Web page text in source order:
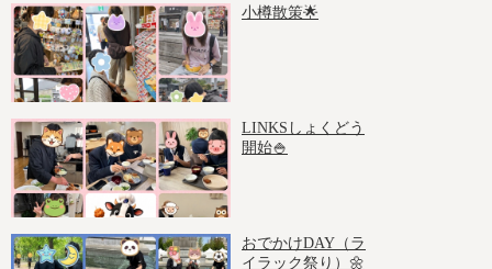
小樽散策🌟
LINKSしょくどう
開始🍚
おでかけDAY（ラ
イラック祭り）🌼